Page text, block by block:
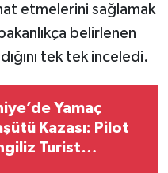
etmelerini sağlamak
belirlenen
tek tek inceledi.
Yamaç
Kazası: Pilot
Turist